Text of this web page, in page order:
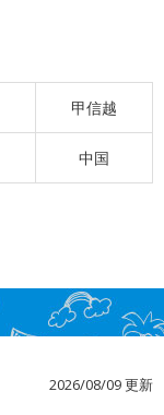
甲信越
中国
2026/08/09 更新